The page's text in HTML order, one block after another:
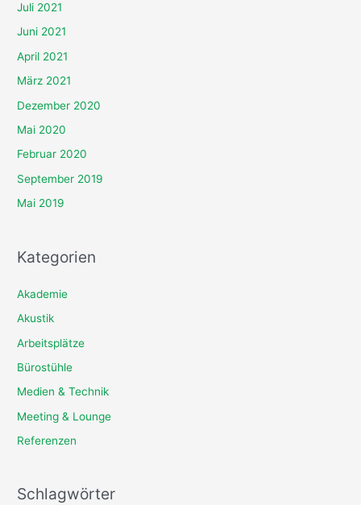
Juli 2021
Juni 2021
April 2021
März 2021
Dezember 2020
Mai 2020
Februar 2020
September 2019
Mai 2019
Kategorien
Akademie
Akustik
Arbeitsplätze
Bürostühle
Medien & Technik
Meeting & Lounge
Referenzen
Schlagwörter